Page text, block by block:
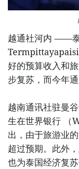
越通社河内 ——
好的预算收入和
步复苏，而今年
越南通讯社驻曼
生在世界银行 （
出，由于旅游业
超过预期。此外
也为泰国经济复苏